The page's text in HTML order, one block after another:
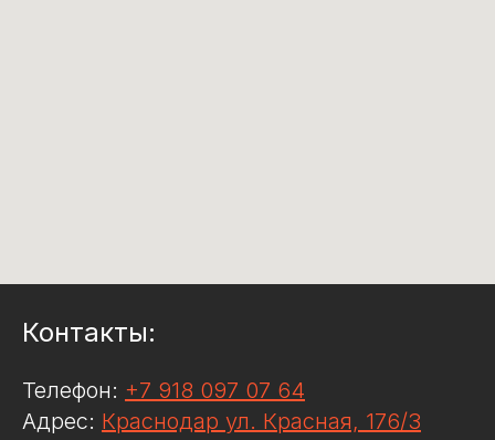
Контакты:
Телефон: +7 918 097 07 64
Адрес: Краснодар ул. Красная, 176/3